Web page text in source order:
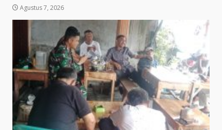
Agustus 7, 2026